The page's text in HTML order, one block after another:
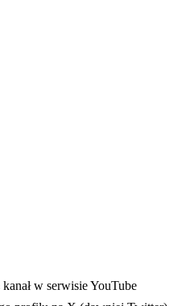
karcie
nowej karciew serwisie YouTube